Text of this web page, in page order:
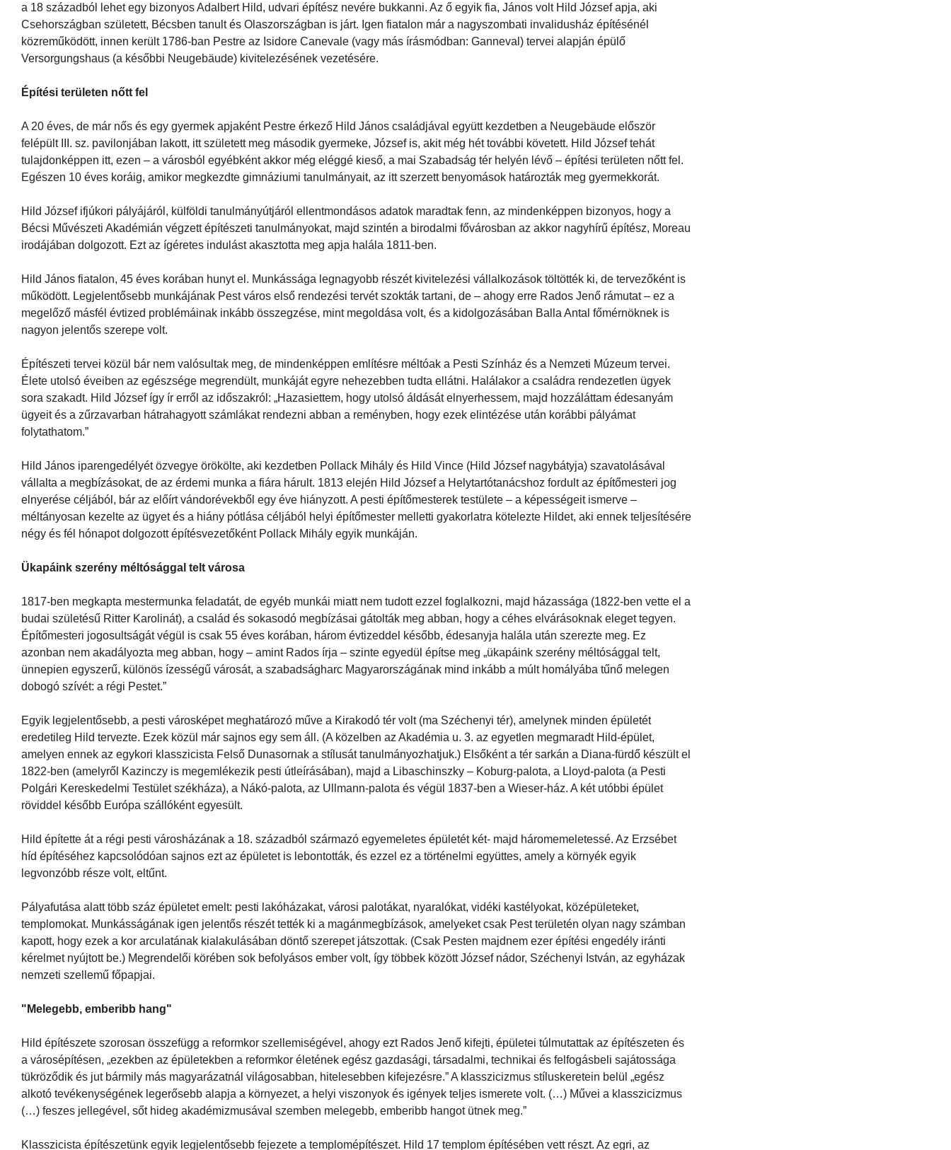
a 18 századból lehet egy bizonyos Adalbert Hild, udvari építész nevére bukkanni. Az ő egyik fia, János volt Hild József apja, aki
Csehországban született, Bécsben tanult és Olaszországban is járt. Igen fiatalon már a nagyszombati invalidusház építésénél
közreműködött, innen került 1786-ban Pestre az Isidore Canevale (vagy más írásmódban: Ganneval) tervei alapján épülő
Versorgungshaus (a későbbi Neugebäude) kivitelezésének vezetésére.
Építési területen nőtt fel
A 20 éves, de már nős és egy gyermek apjaként Pestre érkező Hild János családjával együtt kezdetben a Neugebäude először
felépült III. sz. pavilonjában lakott, itt született meg második gyermeke, József is, akit még hét további követett. Hild József tehát
tulajdonképpen itt, ezen – a városból egyébként akkor még eléggé kieső, a mai Szabadság tér helyén lévő – építési területen nőtt fel.
Egészen 10 éves koráig, amikor megkezdte gimnáziumi tanulmányait, az itt szerzett benyomások határozták meg gyermekkorát.
Hild József ifjúkori pályájáról, külföldi tanulmányútjáról ellentmondásos adatok maradtak fenn, az mindenképpen bizonyos, hogy a
Bécsi Művészeti Akadémián végzett építészeti tanulmányokat, majd szintén a birodalmi fővárosban az akkor nagyhírű építész, Moreau
irodájában dolgozott. Ezt az ígéretes indulást akasztotta meg apja halála 1811-ben.
Hild János fiatalon, 45 éves korában hunyt el. Munkássága legnagyobb részét kivitelezési vállalkozások töltötték ki, de tervezőként is
működött. Legjelentősebb munkájának Pest város első rendezési tervét szokták tartani, de – ahogy erre Rados Jenő rámutat – ez a
megelőző másfél évtized problémáinak inkább összegzése, mint megoldása volt, és a kidolgozásában Balla Antal főmérnöknek is
nagyon jelentős szerepe volt.
Építészeti tervei közül bár nem valósultak meg, de mindenképpen említésre méltóak a Pesti Színház és a Nemzeti Múzeum tervei.
Élete utolsó éveiben az egészsége megrendült, munkáját egyre nehezebben tudta ellátni. Halálakor a családra rendezetlen ügyek
sora szakadt. Hild József így ír erről az időszakról: „Hazasiettem, hogy utolsó áldását elnyerhessem, majd hozzáláttam édesanyám
ügyeit és a zűrzavarban hátrahagyott számlákat rendezni abban a reményben, hogy ezek elintézése után korábbi pályámat
folytathatom.”
Hild János iparengedélyét özvegye örökölte, aki kezdetben Pollack Mihály és Hild Vince (Hild József nagybátyja) szavatolásával
vállalta a megbízásokat, de az érdemi munka a fiára hárult. 1813 elején Hild József a Helytartótanácshoz fordult az építőmesteri jog
elnyerése céljából, bár az előírt vándorévekből egy éve hiányzott. A pesti építőmesterek testülete – a képességeit ismerve –
méltányosan kezelte az ügyet és a hiány pótlása céljából helyi építőmester melletti gyakorlatra kötelezte Hildet, aki ennek teljesítésére
négy és fél hónapot dolgozott építésvezetőként Pollack Mihály egyik munkáján.
Ükapáink szerény méltósággal telt városa
1817-ben megkapta mestermunka feladatát, de egyéb munkái miatt nem tudott ezzel foglalkozni, majd házassága (1822-ben vette el a
budai születésű Ritter Karolinát), a család és sokasodó megbízásai gátolták meg abban, hogy a céhes elvárásoknak eleget tegyen.
Építőmesteri jogosultságát végül is csak 55 éves korában, három évtizeddel később, édesanyja halála után szerezte meg. Ez
azonban nem akadályozta meg abban, hogy – amint Rados írja – szinte egyedül építse meg „ükapáink szerény méltósággal telt,
ünnepien egyszerű, különös ízességű városát, a szabadságharc Magyarországának mind inkább a múlt homályába tűnő melegen
dobogó szívét: a régi Pestet.”
Egyik legjelentősebb, a pesti városképet meghatározó műve a Kirakodó tér volt (ma Széchenyi tér), amelynek minden épületét
eredetileg Hild tervezte. Ezek közül már sajnos egy sem áll. (A közelben az Akadémia u. 3. az egyetlen megmaradt Hild-épület,
amelyen ennek az egykori klasszicista Felső Dunasornak a stílusát tanulmányozhatjuk.) Elsőként a tér sarkán a Diana-fürdő készült el
1822-ben (amelyről Kazinczy is megemlékezik pesti útleírásában), majd a Libaschinszky – Koburg-palota, a Lloyd-palota (a Pesti
Polgári Kereskedelmi Testület székháza), a Nákó-palota, az Ullmann-palota és végül 1837-ben a Wieser-ház. A két utóbbi épület
röviddel később Európa szállóként egyesült.
Hild építette át a régi pesti városházának a 18. századból származó egyemeletes épületét két- majd háromemeletessé. Az Erzsébet
híd építéséhez kapcsolódóan sajnos ezt az épületet is lebontották, és ezzel ez a történelmi együttes, amely a környék egyik
legvonzóbb része volt, eltűnt.
Pályafutása alatt több száz épületet emelt: pesti lakóházakat, városi palotákat, nyaralókat, vidéki kastélyokat, középületeket,
templomokat. Munkásságának igen jelentős részét tették ki a magánmegbízások, amelyeket csak Pest területén olyan nagy számban
kapott, hogy ezek a kor arculatának kialakulásában döntő szerepet játszottak. (Csak Pesten majdnem ezer építési engedély iránti
kérelmet nyújtott be.) Megrendelői körében sok befolyásos ember volt, így többek között József nádor, Széchenyi István, az egyházak
nemzeti szellemű főpapjai.
"Melegebb, emberibb hang"
Hild építészete szorosan összefügg a reformkor szellemiségével, ahogy ezt Rados Jenő kifejti, épületei túlmutattak az építészeten és
a városépítésen, „ezekben az épületekben a reformkor életének egész gazdasági, társadalmi, technikai és felfogásbeli sajátossága
tükröződik és jut bármily más magyarázatnál világosabban, hitelesebben kifejezésre.” A klasszicizmus stíluskeretein belül „egész
alkotó tevékenységének legerősebb alapja a környezet, a helyi viszonyok és igények teljes ismerete volt. (…) Művei a klasszicizmus
(…) feszes jellegével, sőt hideg akadémizmusával szemben melegebb, emberibb hangot ütnek meg.”
Klasszicista építészetünk egyik legjelentősebb fejezete a templomépítészet. Hild 17 templom építésében vett részt. Az egri, az